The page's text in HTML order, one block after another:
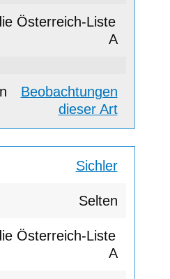
A
Beobachtungen
dieser Art
Sichler
Selten
A